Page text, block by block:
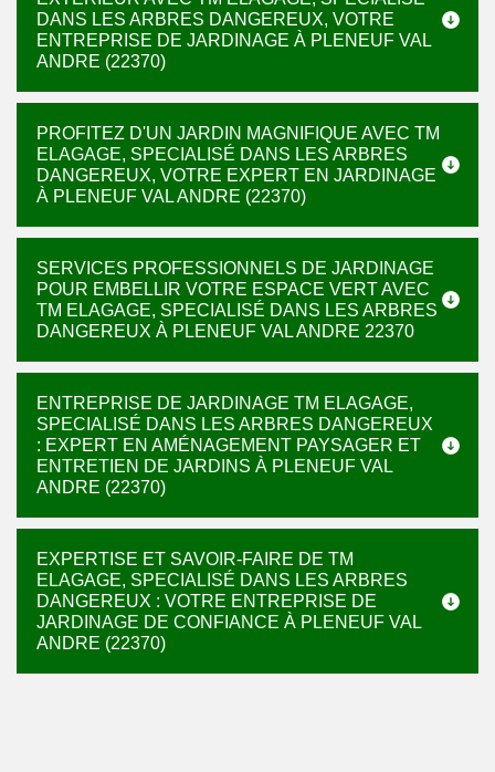
DANS LES ARBRES DANGEREUX, VOTRE
ENTREPRISE DE JARDINAGE À PLENEUF VAL
ANDRE (22370)
PROFITEZ D'UN JARDIN MAGNIFIQUE AVEC TM
ELAGAGE, SPECIALISÉ DANS LES ARBRES
DANGEREUX, VOTRE EXPERT EN JARDINAGE
À PLENEUF VAL ANDRE (22370)
SERVICES PROFESSIONNELS DE JARDINAGE
POUR EMBELLIR VOTRE ESPACE VERT AVEC
TM ELAGAGE, SPECIALISÉ DANS LES ARBRES
DANGEREUX À PLENEUF VAL ANDRE 22370
ENTREPRISE DE JARDINAGE TM ELAGAGE,
SPECIALISÉ DANS LES ARBRES DANGEREUX
: EXPERT EN AMÉNAGEMENT PAYSAGER ET
ENTRETIEN DE JARDINS À PLENEUF VAL
ANDRE (22370)
EXPERTISE ET SAVOIR-FAIRE DE TM
ELAGAGE, SPECIALISÉ DANS LES ARBRES
DANGEREUX : VOTRE ENTREPRISE DE
JARDINAGE DE CONFIANCE À PLENEUF VAL
ANDRE (22370)